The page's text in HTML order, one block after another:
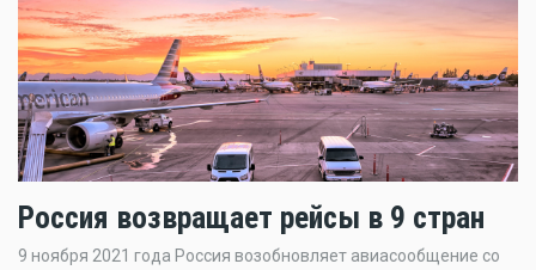
Россия возвращает рейсы в 9 стран
9 ноября 2021 года Россия возобновляет авиасообщение со